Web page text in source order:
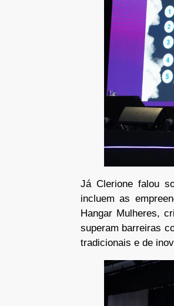
Já Clerione falou
incluem as
Hangar Mulheres,
superam barreiras
tradicionais e de